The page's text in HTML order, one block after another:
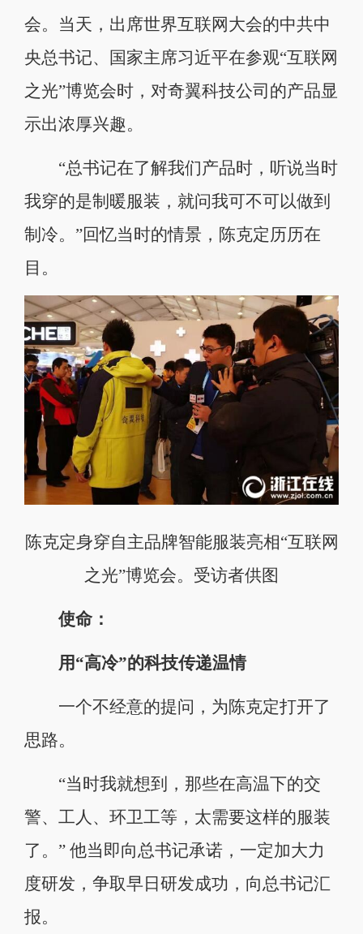
会。当天，出席世界互联网大会的中共中
央总书记、国家主席习近平在参观“互联网
之光”博览会时，对奇翼科技公司的产品显
示出浓厚兴趣。
“总书记在了解我们产品时，听说当时
我穿的是制暖服装，就问我可不可以做到
制冷。”回忆当时的情景，陈克定历历在
目。
陈克定身穿自主品牌智能服装亮相“互联网
之光”博览会。受访者供图
使命：
用“高冷”的科技传递温情
一个不经意的提问，为陈克定打开了
思路。
“当时我就想到，那些在高温下的交
警、工人、环卫工等，太需要这样的服装
了。” 他当即向总书记承诺，一定加大力
度研发，争取早日研发成功，向总书记汇
报。